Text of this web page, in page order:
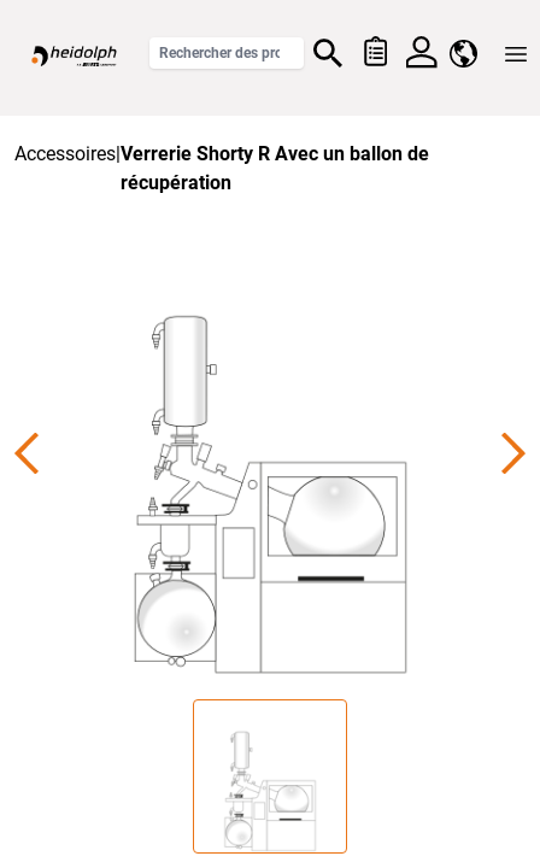
Accessoires|Verrerie Shorty R Avec un ballon de
récupération